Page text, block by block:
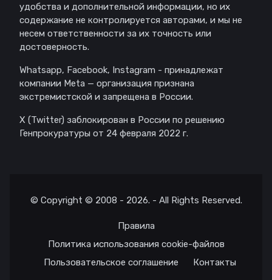
удобства и дополнительной информации, но их
содержание не контролируется авторами, и мы не
несем ответственности за их точность или
достоверность.
Whatsapp, Facebook, Instagram - принадлежат
компании Meta — организация признана
экстремистской и запрещена в России.
X (Twitter) заблокирован в России по решению
Генпрокуратуры от 24 февраля 2022 г.
© Copyright © 2008 - 2026. - All Rights Reserved.
Правила
Политика использования cookie-файлов
Пользовательское соглашение
Контакты